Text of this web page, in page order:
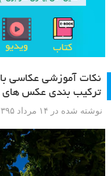
نکات آموزشی عکاسی
ترکیب بندی عکس های
نوشته شده در ۱۴ مرداد ۱۳۹۵